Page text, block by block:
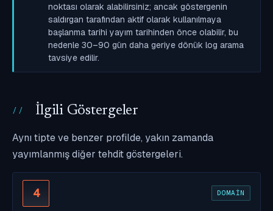
noktası olarak alabilirsiniz; ancak göstergenin
saldırgan tarafından aktif olarak kullanılmaya
başlanma tarihi yayım tarihinden önce olabilir, bu
nedenle 30–90 gün daha geriye dönük log arama
tavsiye edilir.
İlgili Göstergeler
Aynı tipte ve benzer profilde, yakın zamanda
yayımlanmış diğer tehdit göstergeleri.
4 DOMAIN